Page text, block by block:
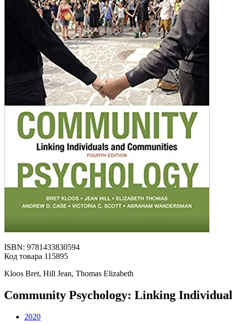
ISBN: 9781433830594
Код товара 115895
Kloos Bret, Hill Jean, Thomas Elizabeth
Community Psychology: Linking
2020